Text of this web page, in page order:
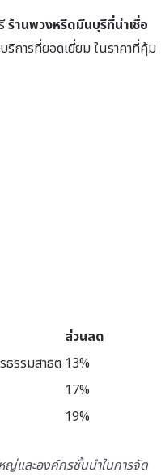
ร้านพวงหรีดมีนบุรีที่น่าเชื่อ
การที่ยอดเยี่ยม ในราคาที่คุ้ม
ส่วนลด
ธรรมสาธิต 13%
17%
19%
หญ่และองค์กรชั้นนำในการจัด